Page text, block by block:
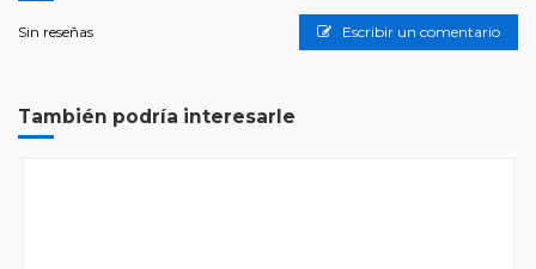
Sin reseñas Escribir un comentario
También podría interesarle